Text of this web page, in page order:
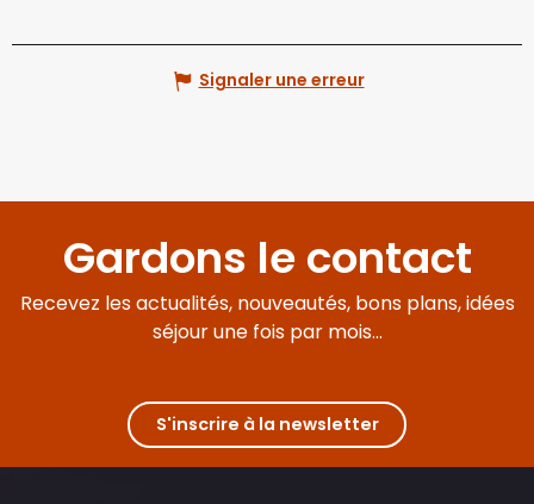
Signaler une erreur
Gardons le contact
Recevez les actualités, nouveautés, bons plans, idées
séjour une fois par mois...
S'inscrire à la newsletter